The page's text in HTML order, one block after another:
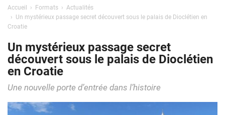
Accueil Formats
Actualités
Un mystérieux passage secret découvert sous le palais de Dioclétien en
Croatie
Un mystérieux passage secret
découvert sous le palais de Dioclétien
en Croatie
Une nouvelle porte d’entrée dans l’histoire